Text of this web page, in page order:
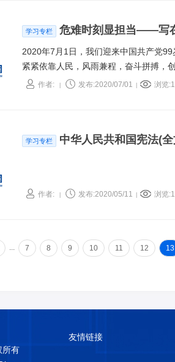
学习专栏 危难时刻显担当——写
2020年7月1日，我们迎来中国共产党
紧紧依靠人民，风雨兼程，奋斗拼搏，
燃新的活力。特别是每当危急关头，党
作者: 发布:2020/07/01 浏览
学习专栏 中华人民共和国宪法(全
作者: 发布:2020/05/11 浏览
... 7 8 9 10 11 12 13
所有
友情链接